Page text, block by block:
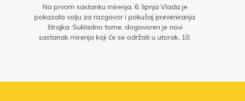
Na prvom sastanku mirenja, 6. lipnja Vlada je
pokazala volju za razgovor i pokušaj preveniranja
štrajka. Sukladno tome, dogovoren je novi
sastanak mirenja koji će se održati u utorak, 10.